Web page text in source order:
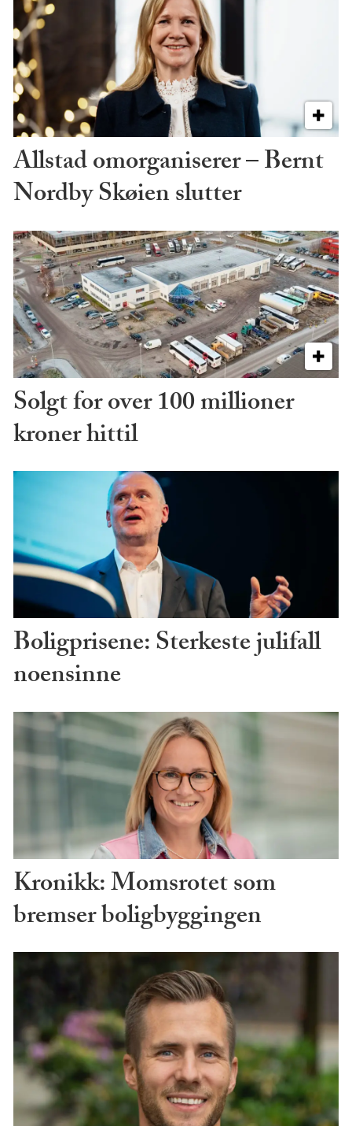
Allstad omorganiserer – Bernt
Nordby Skøien slutter
Solgt for over 100 millioner
kroner hittil
Boligprisene: Sterkeste julifall
noensinne
Kronikk: Momsrotet som
bremser boligbyggingen